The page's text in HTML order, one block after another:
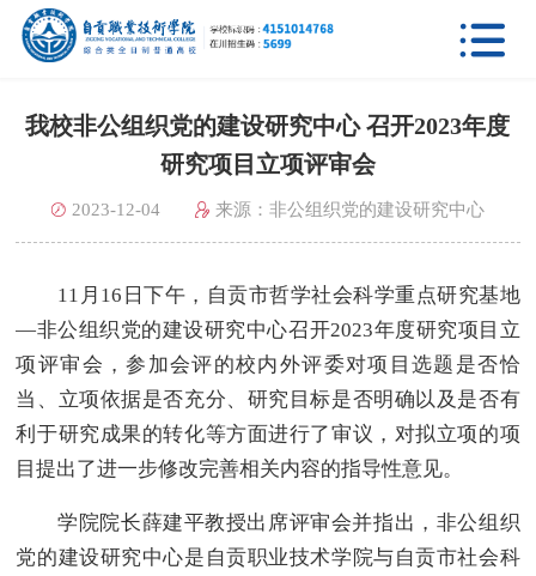

我校非公组织党的建设研究中心 召开2023年度
研究项目立项评审会
2023-12-04 来源：非公组织党的建设研究中心
11月16日下午，自贡市哲学社会科学重点研究基地
—非公组织党的建设研究中心召开2023年度研究项目立
项评审会，参加会评的校内外评委对项目选题是否恰
当、立项依据是否充分、研究目标是否明确以及是否有
利于研究成果的转化等方面进行了审议，对拟立项的项
目提出了进一步修改完善相关内容的指导性意见。
学院院长薛建平教授出席评审会并指出，非公组织
党的建设研究中心是自贡职业技术学院与自贡市社会科